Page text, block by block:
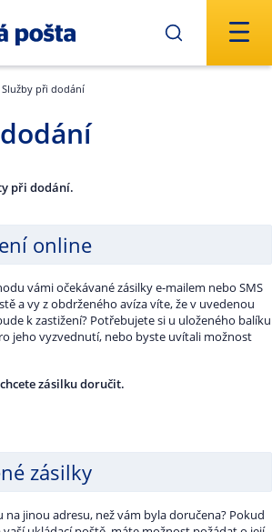
Služby při dodání
při dodání.
online
vámi očekávané zásilky e-mailem nebo SMS
a vy z obdrženého avíza víte, že v uvedenou
k zastižení? Potřebujete si u uloženého balíku
jeho vyzvednutí, nebo byste uvítali možnost
zásilku doručit.
zásilky
jinou adresu, než vám byla doručena? Pokud